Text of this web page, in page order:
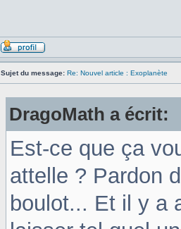
Sujet du message: Re: Nouvel article : Exoplanète
DragoMath a écrit:
Est-ce que ça
attelle ? Pardon
boulot... Et il y a